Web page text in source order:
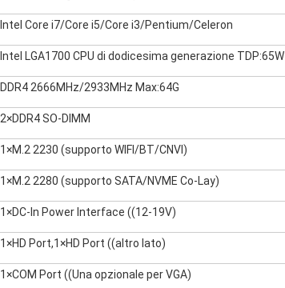
Intel Core i7/Core i5/Core i3/Pentium/Celeron
Intel LGA1700 CPU di dodicesima generazione TDP:65W
DDR4 2666MHz/2933MHz Max:64G
2×DDR4 SO-DIMM
1×M.2 2230 (supporto WIFI/BT/CNVI)
1×M.2 2280 (supporto SATA/NVME Co-Lay)
1×DC-In Power Interface ((12-19V)
1×HD Port,1×HD Port ((altro lato)
1×COM Port ((Una opzionale per VGA)